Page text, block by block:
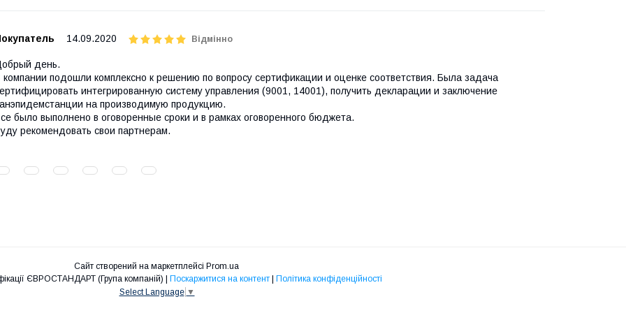
14.09.2020 Відмінно
день.
компании подошли комплексно к решению по вопросу сертификации и оценке соответствия. Была задача
интегрированную систему управления (9001, 14001), получить декларации и заключение
на производимую продукцию.
было выполнено в оговоренные сроки и в рамках оговоренного бюджета.
рекомендовать свои партнерам.
Сайт створений на маркетплейсі Prom.ua
Поскаржитися на контент
Політика конфіденційності
Select Language ▼